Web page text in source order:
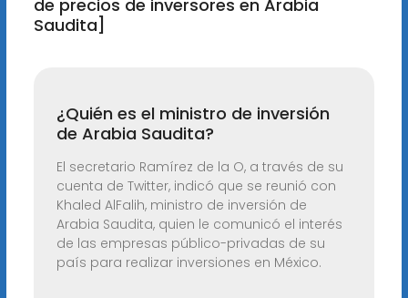
de precios de inversores en Arabia
Saudita]
¿Quién es el ministro de inversión
de Arabia Saudita?
El secretario Ramírez de la O, a través de su
cuenta de Twitter, indicó que se reunió con
Khaled AlFalih, ministro de inversión de
Arabia Saudita, quien le comunicó el interés
de las empresas público-privadas de su
país para realizar inversiones en México.